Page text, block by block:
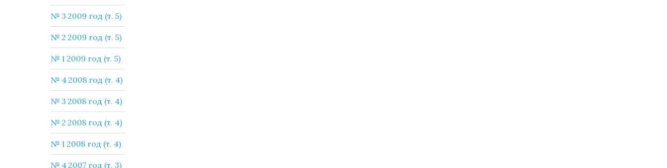
№ 3 2009 год (т. 5)
№ 2 2009 год (т. 5)
№ 1 2009 год (т. 5)
№ 4 2008 год (т. 4)
№ 3 2008 год (т. 4)
№ 2 2008 год (т. 4)
№ 1 2008 год (т. 4)
№ 4 2007 год (т. 3)